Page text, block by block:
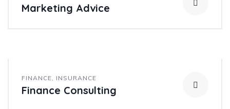
Marketing Advice
FINANCE INSURANCE
Finance Consulting